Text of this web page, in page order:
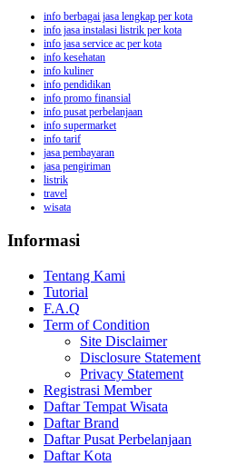
info berbagai jasa lengkap per kota
info jasa instalasi listrik per kota
info jasa service ac per kota
info kesehatan
info kuliner
info pendidikan
info promo finansial
info pusat perbelanjaan
info supermarket
info tarif
jasa pembayaran
jasa pengiriman
listrik
travel
wisata
Informasi
Tentang Kami
Tutorial
F.A.Q
Term of Condition
Site Disclaimer
Disclosure Statement
Privacy Statement
Registrasi Member
Daftar Tempat Wisata
Daftar Brand
Daftar Pusat Perbelanjaan
Daftar Kota